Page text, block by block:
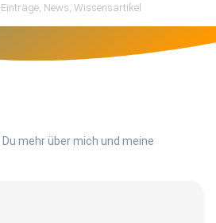
mehr über mich und meine